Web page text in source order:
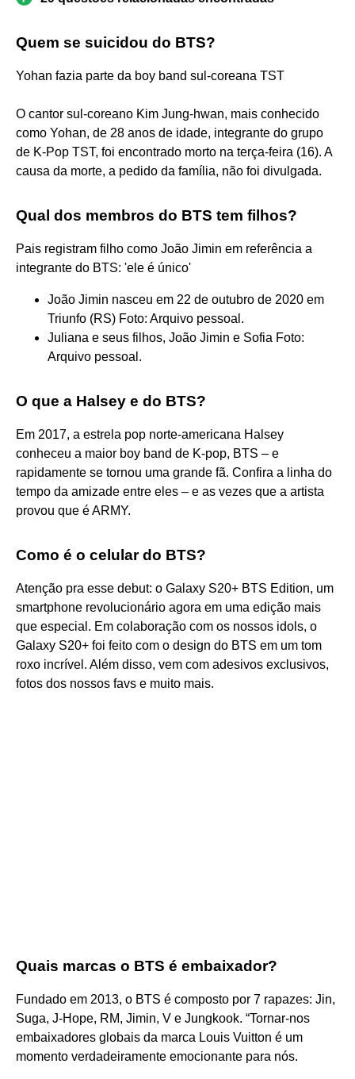
Quem se suicidou do BTS?
Yohan fazia parte da boy band sul-coreana TST
O cantor sul-coreano Kim Jung-hwan, mais conhecido
como Yohan, de 28 anos de idade, integrante do grupo
de K-Pop TST, foi encontrado morto na terça-feira (16). A
causa da morte, a pedido da família, não foi divulgada.
Qual dos membros do BTS tem filhos?
Pais registram filho como João Jimin em referência a
integrante do BTS: 'ele é único'
João Jimin nasceu em 22 de outubro de 2020 em
Triunfo (RS) Foto: Arquivo pessoal.
Juliana e seus filhos, João Jimin e Sofia Foto:
Arquivo pessoal.
O que a Halsey e do BTS?
Em 2017, a estrela pop norte-americana Halsey
conheceu a maior boy band de K-pop, BTS – e
rapidamente se tornou uma grande fã. Confira a linha do
tempo da amizade entre eles – e as vezes que a artista
provou que é ARMY.
Como é o celular do BTS?
Atenção pra esse debut: o Galaxy S20+ BTS Edition, um
smartphone revolucionário agora em uma edição mais
que especial. Em colaboração com os nossos idols, o
Galaxy S20+ foi feito com o design do BTS em um tom
roxo incrível. Além disso, vem com adesivos exclusivos,
fotos dos nossos favs e muito mais.
Quais marcas o BTS é embaixador?
Fundado em 2013, o BTS é composto por 7 rapazes: Jin,
Suga, J-Hope, RM, Jimin, V e Jungkook. “Tornar-nos
embaixadores globais da marca Louis Vuitton é um
momento verdadeiramente emocionante para nós.